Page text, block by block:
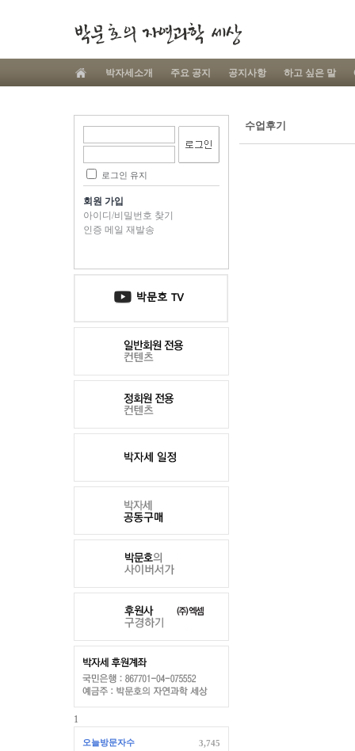
박자세소개 주요 공지 공지사항 하고 싶은 말
로그인 유지
회원 가입
아이디/비밀번호 찾기
인증 메일 재발송
1
오늘방문자수
3,745
수업후기